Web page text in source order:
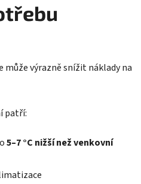
výrazně snížit náklady na
patří:
5–7 °C nižší než venkovní